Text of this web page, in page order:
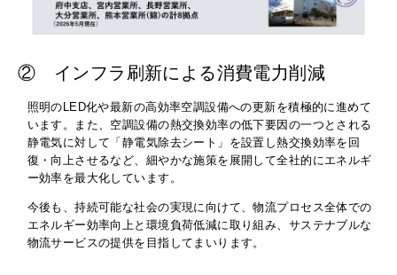
② インフラ刷新による消費電力削減
照明の LED化や最新の高効率空調設備への更新を積極的に進めて
います。また、空調設備の熱交換効率の低下要因の一つとされる
静電気に対して「静電気除去シート」を設置し熱交換効率を回
復・向上させるなど、細やかな施策を展開して全社的にエネルギ
ー効率を最大化しています。
今後も、持続可能な社会の実現に向けて、物流プロセス全体での
エネルギー効率向上と環境負荷低減に取り組み、サステナブルな
物流サービスの提供を目指してまいります。